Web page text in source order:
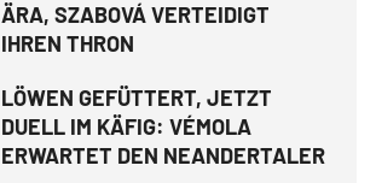
ÄRA, SZABOVÁ VERTEIDIGT
IHREN THRON
LÖWEN GEFÜTTERT, JETZT
DUELL IM KÄFIG: VÉMOLA
ERWARTET DEN NEANDERTALER